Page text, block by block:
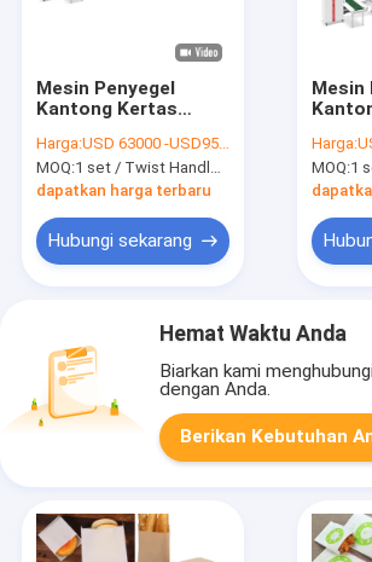
Mesin Penyegel
Kantong Kertas
180mm Untuk Tas
Belanja
Harga:USD 63000 -USD95000
MOQ:1 set / Twist Handle Mesin Penyegel Kantong Kertas Bawah Persegi Untuk Tas Belanja
dapatkan harga terbaru
Hubungi sekarang
Mesin
Tali
Harga:
MOQ:1 set /
Hemat Waktu Anda
Biarkan kami
dengan Anda.
Berikan Kebutuhan